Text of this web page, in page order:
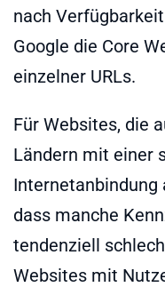
nach
Google die Core
einzelner URLs.
Für Websites, die
Ländern mit einer
Internetanbindung
dass manche
tendenziell
Websites mit